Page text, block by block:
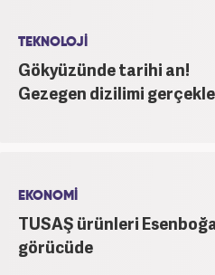
TEKNOLOJİ
Gökyüzünde tarihi an!
Gezegen dizilimi
EKONOMİ
TUSAŞ ürünleri
görücüde